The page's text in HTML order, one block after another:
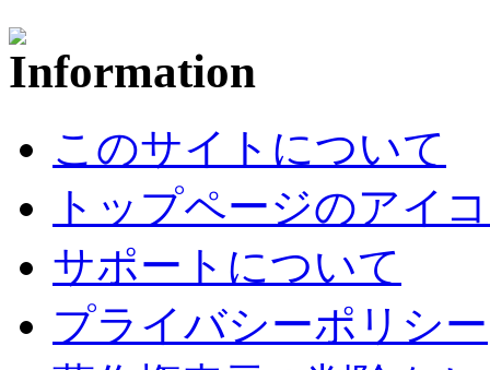
このサイトについて
トップページのアイ
サポートについて
プライバシーポリシー